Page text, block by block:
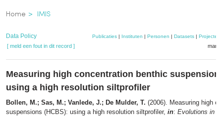
inhoud
gaan
Kruimelpad
Home IMIS
Data Policy Publicaties| Instituten | Personen | Datasets| Projecten
[ meld een fout in dit record ]
Measuring high concentration benthic
using a high resolution siltprofiler
Bollen, M.; Sas, M.; Vanlede, J.; De Mulder, T. (2006). Measuring high
suspensions (HCBS): using a high resolution siltprofiler, in: Evolutions in